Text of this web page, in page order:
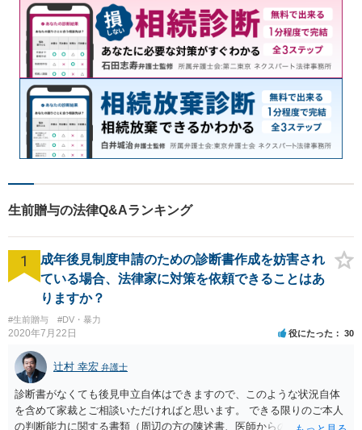
生前贈与の法律Q&Aランキング
1
成年後見制度申請のための診断書作成を妨害され
ている場合、法律家に対策を依頼できることはあ
りますか？
#生前贈与 #DV・暴力
2020年7月22日 役にたった 30
辻村 幸宏 弁護士
診断書がなくても後見申立自体はできますので、このような状況自体
を含めて家裁とご相談いただければと思います。 できる限りのご本人
の判断能力に関する書類（周辺の方の陳述書、医師からの聴取書等）